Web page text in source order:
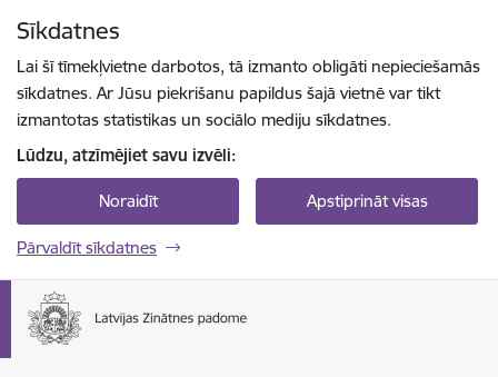
Sīkdatnes
Lai šī tīmekļvietne darbotos, tā izmanto obligāti nepieciešamās
sīkdatnes. Ar Jūsu piekrišanu papildus šajā vietnē var tikt
izmantotas statistikas un sociālo mediju sīkdatnes.
Lūdzu, atzīmējiet savu izvēli:
Noraidīt Apstiprināt visas
Pārvaldīt sīkdatnes